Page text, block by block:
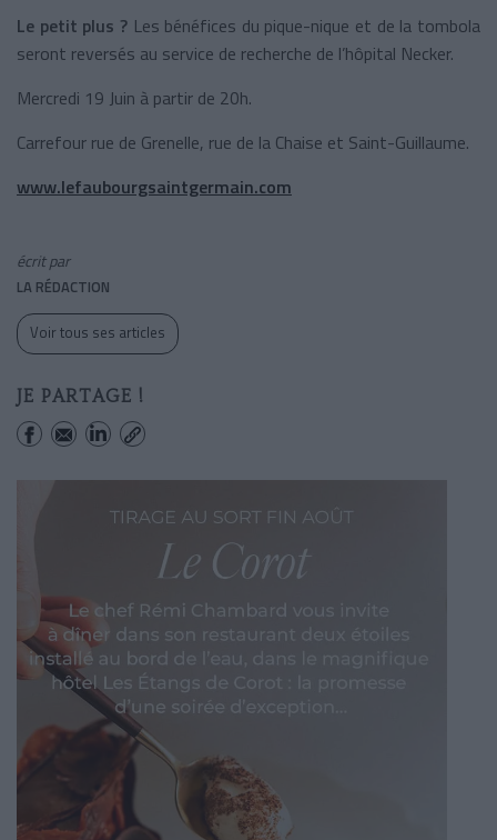
Le petit plus ?Les bénéfices du pique-nique et de la tombola
seront reversés au service de recherche de l’hôpital Necker.
Mercredi 19 Juin à partir de 20h.
Carrefour rue de Grenelle, rue de la Chaise et Saint-Guillaume.
www.lefaubourgsaintgermain.com
écrit par
LA RÉDACTION
Voir tous ses articles
JE PARTAGE !